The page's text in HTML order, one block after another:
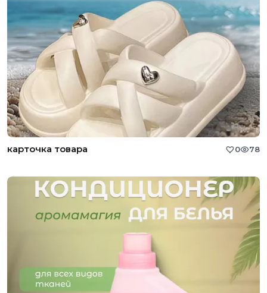
карточка товара 0 78